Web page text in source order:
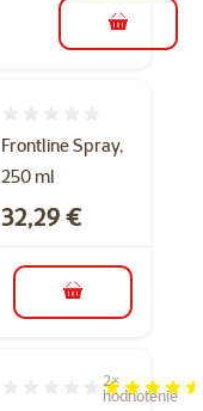
do košíka
Frontline Spray,
250 ml
Cena
32,29 €
do košíka
Hodnotenie 90%, počet
2×
hodnotenie